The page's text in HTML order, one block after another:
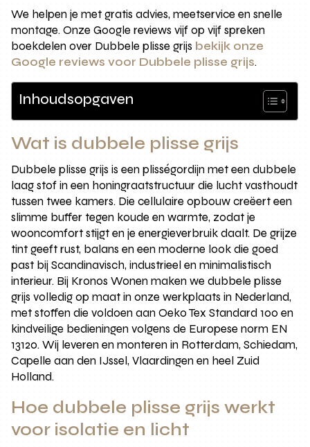
We helpen je met gratis advies, meetservice en snelle
montage. Onze Google reviews vijf op vijf spreken
boekdelen over Dubbele plisse grijs bekijk onze
Google reviews voor Dubbele plisse grijs.
Inhoudsopgaven
Wat is dubbele plisse grijs
Dubbele plisse grijs is een plisségordijn met een dubbele
laag stof in een honingraatstructuur die lucht vasthoudt
tussen twee kamers. Die cellulaire opbouw creëert een
slimme buffer tegen koude en warmte, zodat je
wooncomfort stijgt en je energieverbruik daalt. De grijze
tint geeft rust, balans en een moderne look die goed
past bij Scandinavisch, industrieel en minimalistisch
interieur. Bij Kronos Wonen maken we dubbele plisse
grijs volledig op maat in onze werkplaats in Nederland,
met stoffen die voldoen aan Oeko Tex Standard 100 en
kindveilige bedieningen volgens de Europese norm EN
13120. Wij leveren en monteren in Rotterdam, Schiedam,
Capelle aan den IJssel, Vlaardingen en heel Zuid
Holland.
Hoe dubbele plisse grijs werkt
voor isolatie en licht